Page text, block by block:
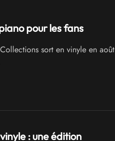
pour les fans
sort en vinyle en août
: une édition